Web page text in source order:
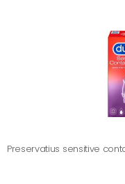
Preservatius sensitive